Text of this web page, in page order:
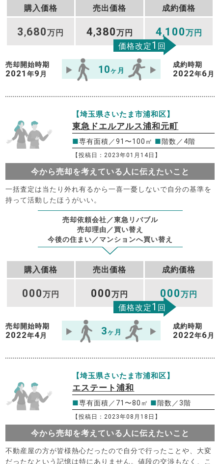
購入価格 売出価格 成約価格
3 ,680万円 4,380万円 4,100万円
価格改定1 回
売却開始時期
2021年9 月 10ヶ月
成約時期
2022年6 月
【埼玉県さいたま市浦和区】
東急ドエルアルス浦和元町
■専有面積／91〜100㎡ ■階数／4階
【投稿日：2023年01月14日】
今から売却を考えている人に伝えたいこと
一括査定は当たり外れ有るから一喜一憂しないで自分の基準を
持って活動したほうがいい。
売却依頼会社／東急リバブル
売却理由／買い替え
今後の住まい／マンションへ買い替え
購入価格 売出価格 成約価格
000万円 000万円 000万円
価格改定1 回
売却開始時期
2022年4 月 3ヶ月
成約時期
2022年6 月
【埼玉県さいたま市浦和区】
エステート浦和
■専有面積／71〜80㎡ ■階数／3階
【投稿日：2023年08月18日】
今から売却を考えている人に伝えたいこと
不動産屋の方が皆様熱心だったので自分で行ったことや、大変
だったなという記憶は特にありません。値段の交渉もなく、こ